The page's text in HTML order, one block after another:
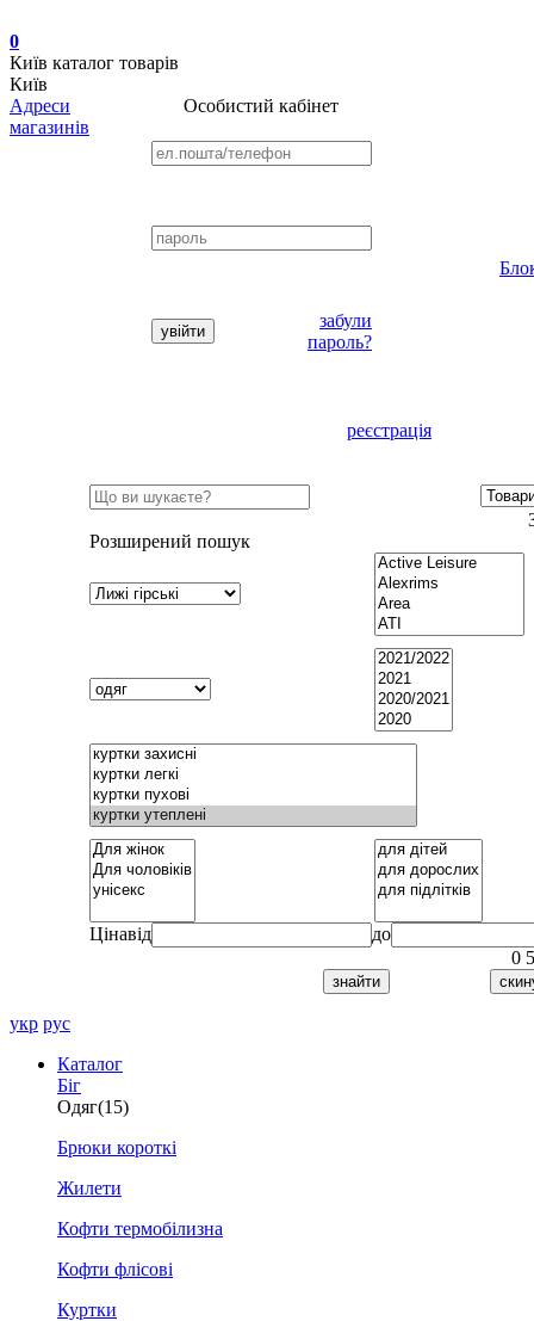
0
Київ каталог товарів
Київ
Адреси
магазинів
Особистий кабінет
забули
пароль?
реєстрація
Розширений пошук
Цінавід
до
0
укр рус
Каталог
Біг
Одяг(15)
Брюки короткі
Жилети
Кофти термобілизна
Кофти флісові
Куртки